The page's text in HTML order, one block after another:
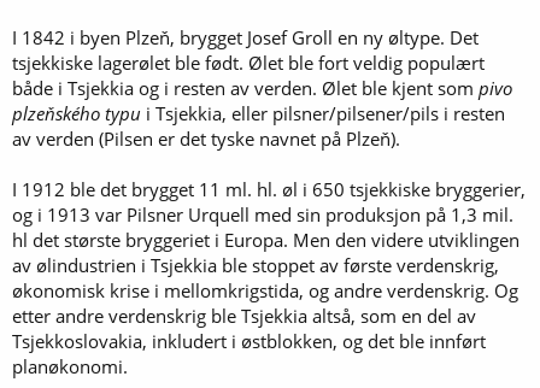
I 1842 i byen Plzeň, brygget Josef Groll en ny øltype. Det
tsjekkiske lagerølet ble født. Ølet ble fort veldig populært
både i Tsjekkia og i resten av verden. Ølet ble kjent som pivo
plzeňského typu i Tsjekkia, eller pilsner/pilsener/pils i resten
av verden (Pilsen er det tyske navnet på Plzeň).
I 1912 ble det brygget 11 ml. hl. øl i 650 tsjekkiske bryggerier,
og i 1913 var Pilsner Urquell med sin produksjon på 1,3 mil.
hl det største bryggeriet i Europa. Men den videre utviklingen
av ølindustrien i Tsjekkia ble stoppet av første verdenskrig,
økonomisk krise i mellomkrigstida, og andre verdenskrig. Og
etter andre verdenskrig ble Tsjekkia altså, som en del av
Tsjekkoslovakia, inkludert i østblokken, og det ble innført
planøkonomi.